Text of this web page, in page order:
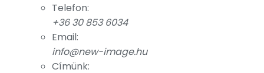
Telefon:
+36 30 853 6034
Email:
info@new-image.hu
Címünk: